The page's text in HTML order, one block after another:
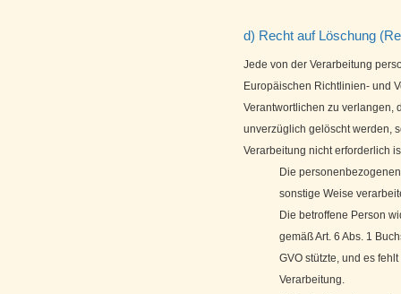
d) Recht auf Löschung
Jede von der Verarbeitung
Europäischen Richtlinien- und
Verantwortlichen zu verlangen,
unverzüglich gelöscht werden,
Verarbeitung nicht erforderlich
Die
sonstige Weise
Die betroffene Person
gemäß Art. 6 Abs. 1
GVO stützte, und es
Verarbeitung.